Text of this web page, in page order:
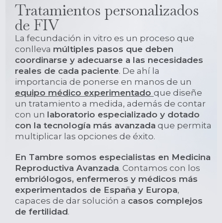
Tratamientos personalizados
de FIV
La fecundación in vitro es un proceso que
conlleva múltiples pasos que deben
coordinarse y adecuarse a las necesidades
reales de cada paciente. De ahí la
importancia de ponerse en manos de un
equipo médico experimentado que diseñe
un tratamiento a medida, además de contar
con un laboratorio especializado y dotado
con la tecnología más avanzada que permita
multiplicar las opciones de éxito.
En Tambre somos especialistas en Medicina
Reproductiva Avanzada. Contamos con los
embriólogos, enfermeros y médicos más
experimentados de España y Europa,
capaces de dar solución a casos complejos
de fertilidad.